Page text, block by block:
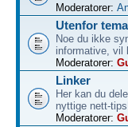
Moderatorer:
Utenfor tema
Noe du ikke
informative, vil
Moderatorer:
Linker
Her kan du
nyttige nett-
Moderatorer: